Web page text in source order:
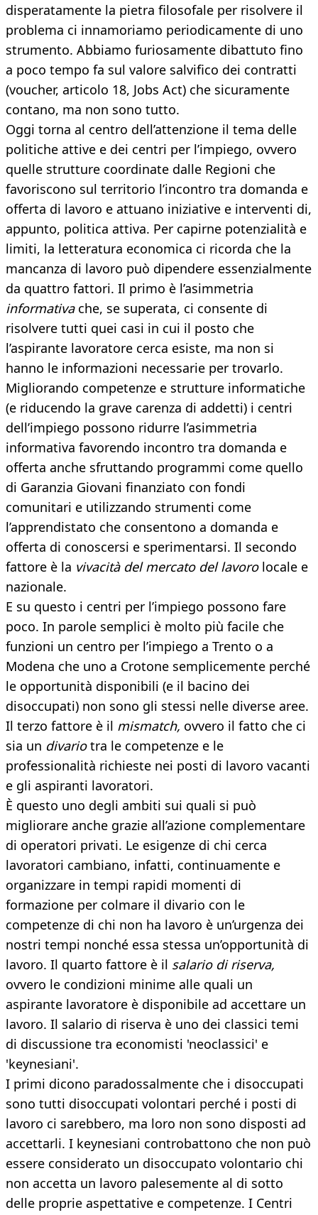
disperatamente la pietra filosofale per risolvere il
problema ci innamoriamo periodicamente di uno
strumento. Abbiamo furiosamente dibattuto fino
a poco tempo fa sul valore salvifico dei contratti
(voucher, articolo 18, Jobs Act) che sicuramente
contano, ma non sono tutto.
Oggi torna al centro dell’attenzione il tema delle
politiche attive e dei centri per l’impiego, ovvero
quelle strutture coordinate dalle Regioni che
favoriscono sul territorio l’incontro tra domanda e
offerta di lavoro e attuano iniziative e interventi di,
appunto, politica attiva. Per capirne potenzialità e
limiti, la letteratura economica ci ricorda che la
mancanza di lavoro può dipendere essenzialmente
da quattro fattori. Il primo è l’asimmetria
informativache, se superata, ci consente di
risolvere tutti quei casi in cui il posto che
l’aspirante lavoratore cerca esiste, ma non si
hanno le informazioni necessarie per trovarlo.
Migliorando competenze e strutture informatiche
(e riducendo la grave carenza di addetti) i centri
dell’impiego possono ridurre l’asimmetria
informativa favorendo incontro tra domanda e
offerta anche sfruttando programmi come quello
di Garanzia Giovani finanziato con fondi
comunitari e utilizzando strumenti come
l’apprendistato che consentono a domanda e
offerta di conoscersi e sperimentarsi. Il secondo
fattore è la vivacità del mercato del lavorolocale e
nazionale.
E su questo i centri per l’impiego possono fare
poco. In parole semplici è molto più facile che
funzioni un centro per l’impiego a Trento o a
Modena che uno a Crotone semplicemente perché
le opportunità disponibili (e il bacino dei
disoccupati) non sono gli stessi nelle diverse aree.
Il terzo fattore è il mismatch, ovvero il fatto che ci
sia un divariotra le competenze e le
professionalità richieste nei posti di lavoro vacanti
e gli aspiranti lavoratori.
È questo uno degli ambiti sui quali si può
migliorare anche grazie all’azione complementare
di operatori privati. Le esigenze di chi cerca
lavoratori cambiano, infatti, continuamente e
organizzare in tempi rapidi momenti di
formazione per colmare il divario con le
competenze di chi non ha lavoro è un’urgenza dei
nostri tempi nonché essa stessa un’opportunità di
lavoro. Il quarto fattore è il salario di riserva,
ovvero le condizioni minime alle quali un
aspirante lavoratore è disponibile ad accettare un
lavoro. Il salario di riserva è uno dei classici temi
di discussione tra economisti 'neoclassici' e
'keynesiani'.
I primi dicono paradossalmente che i disoccupati
sono tutti disoccupati volontari perché i posti di
lavoro ci sarebbero, ma loro non sono disposti ad
accettarli. I keynesiani controbattono che non può
essere considerato un disoccupato volontario chi
non accetta un lavoro palesemente al di sotto
delle proprie aspettative e competenze. I Centri